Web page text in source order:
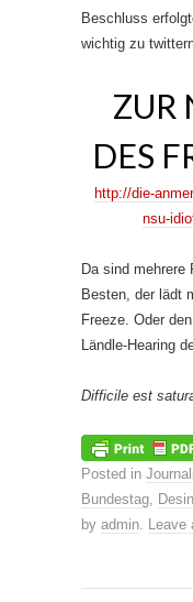
Beschluss
wichtig zu
ZUR
DES
http://die-
nsu-
Da sind
Besten, der lädt
Freeze. Oder
Ländle-Hearing
Difficile est
Posted in
Bundestag
by admin Leave